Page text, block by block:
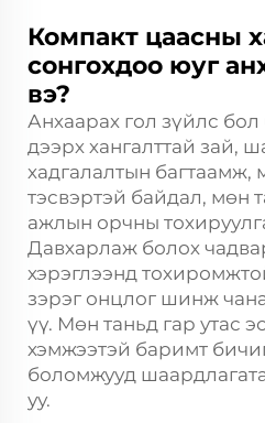
Компакт цаасны
сонгохдоо юуг
вэ?
Анхаарах гол зүйлс
дээрх хангалттай зай,
хадгалалтын багтаамж,
тэсвэртэй байдал, мөн
ажлын орчны
Давхарлаж болох
хэрэглээнд
зэрэг онцлог шинж
үү. Мөн таньд гар утас
хэмжээтэй баримт
боломжууд
уу.